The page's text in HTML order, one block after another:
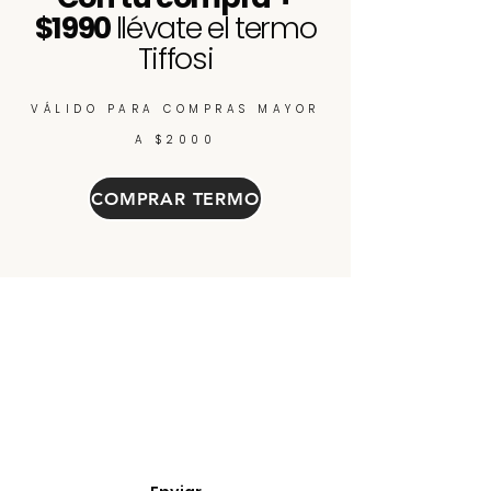
$1990llévate el termo
Tiffosi
VÁLIDO PARA COMPRAS MAYOR
A $2000
COMPRAR TERMO